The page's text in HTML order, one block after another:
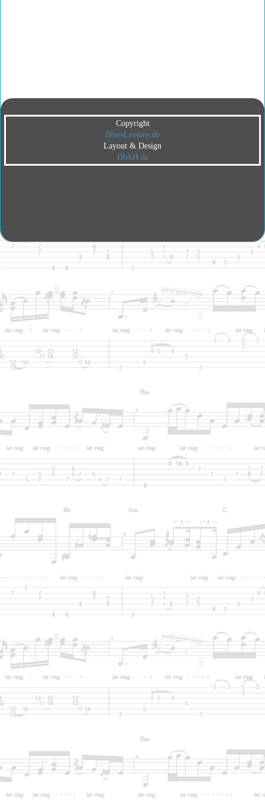
Copyright
BluesLessons.de
Layout & Design
DirkH.de